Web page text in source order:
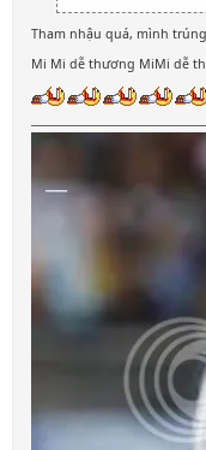
Tham nhậu quá, mình
Mi Mi dễ thương MiMi dễ